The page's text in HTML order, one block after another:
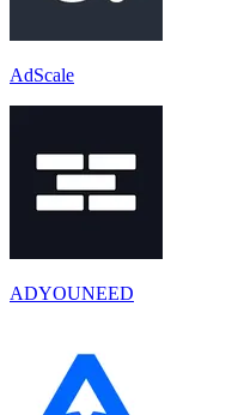
AdScale
ADYOUNEED